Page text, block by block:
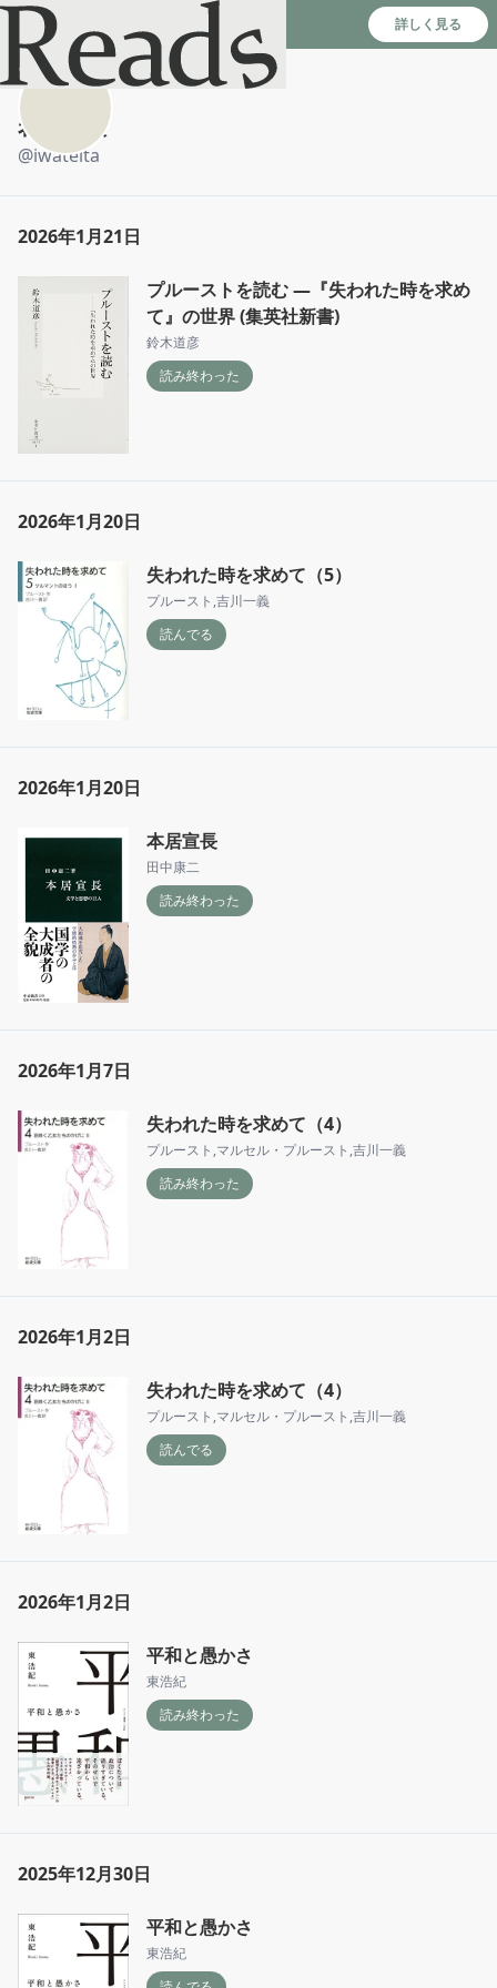
Reads - 読書のSNS＆記録アプリ 詳しく見る
岩渕貞太
@iwateita
2026年1月21日
プルーストを読む ―『失われた時を求め
て』の世界 (集英社新書)
鈴木道彦
読み終わった
2026年1月20日
失われた時を求めて（5）
プルースト ,吉川一義
読んでる
2026年1月20日
本居宣長
田中康二
読み終わった
2026年1月7日
失われた時を求めて（4）
プルースト ,マルセル・プルースト ,吉川一義
読み終わった
2026年1月2日
失われた時を求めて（4）
プルースト ,マルセル・プルースト ,吉川一義
読んでる
2026年1月2日
平和と愚かさ
東浩紀
読み終わった
2025年12月30日
平和と愚かさ
東浩紀